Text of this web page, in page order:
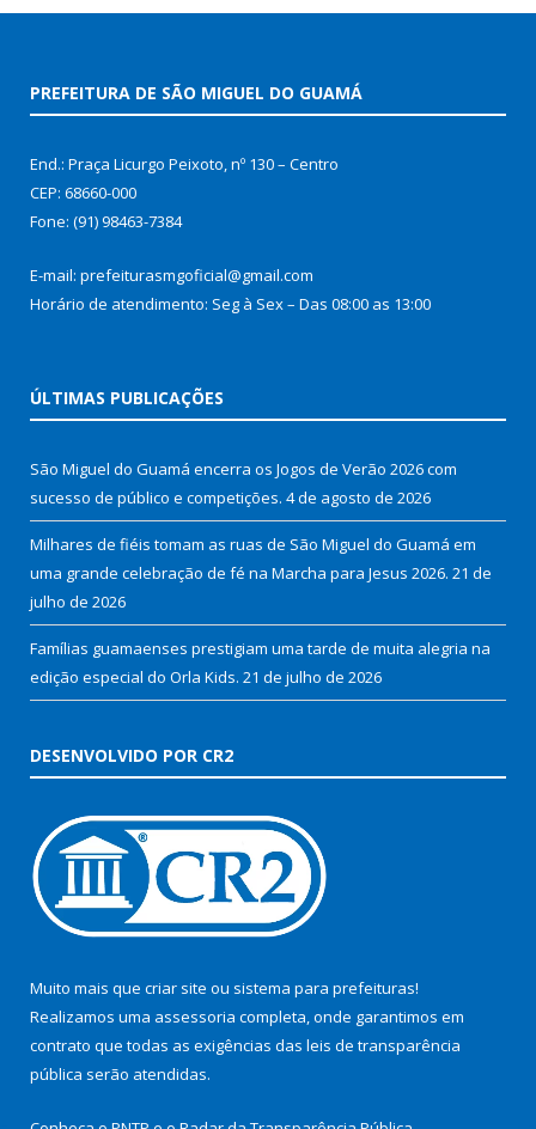
PREFEITURA DE SÃO MIGUEL DO GUAMÁ
End.: Praça Licurgo Peixoto, nº 130 – Centro
CEP: 68660-000
Fone: (91) 98463-7384
E-mail: prefeiturasmgoficial@gmail.com
Horário de atendimento: Seg à Sex – Das 08:00 as 13:00
ÚLTIMAS PUBLICAÇÕES
São Miguel do Guamá encerra os Jogos de Verão 2026 com
sucesso de público e competições. 4 de agosto de 2026
Milhares de fiéis tomam as ruas de São Miguel do Guamá em
uma grande celebração de fé na Marcha para Jesus 2026. 21 de
julho de 2026
Famílias guamaenses prestigiam uma tarde de muita alegria na
edição especial do Orla Kids. 21 de julho de 2026
DESENVOLVIDO POR CR2
Muito mais que criar site ou sistema para prefeituras!
Realizamos uma assessoria completa, onde garantimos em
contrato que todas as exigências das leis de transparência
pública serão atendidas.